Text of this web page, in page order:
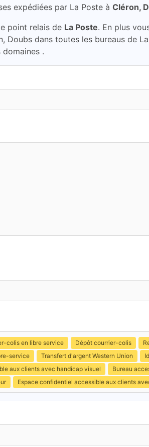
expédiées par La Poste à Cléron,
point relais de La Poste. En plus
dans toutes les bureaus de
.
colis en libre service Dépôt courrier-colis
service Transfert d'argent Western Union
aux clients avec handicap visuel
Bureau
Espace confidentiel accessible aux clients